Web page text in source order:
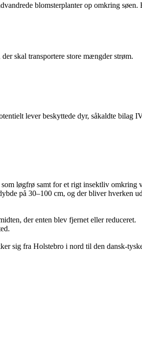
blomsterplanter op omkring
skal transportere store mængder strøm.
lever beskyttede dyr, såkaldte bilag
løgfrø samt for et rigt insektliv omkring
på 30–100 cm, og der bliver hverken
der enten blev fjernet eller reduceret.
sig fra Holstebro i nord til den dansk-